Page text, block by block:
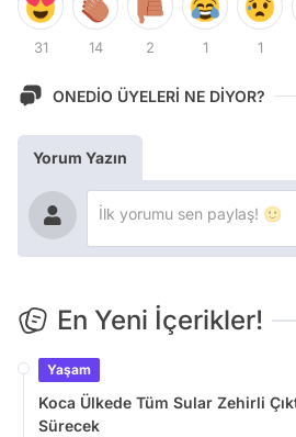
31 14 2 1 1
ONEDİO ÜYELERİ NE DİYOR?
Yorum Yazın
En Yeni İçerikler!
Yaşam
Koca Ülkede Tüm Sular Zehirli
Sürecek